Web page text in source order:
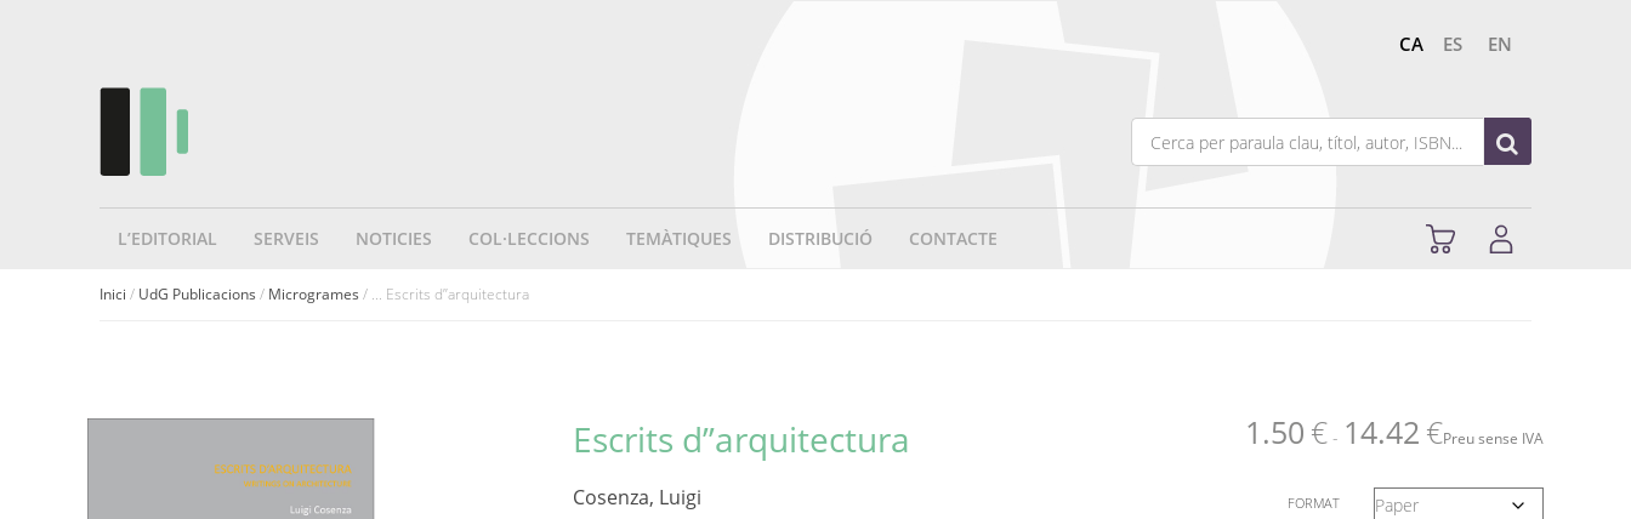
CA ES EN
L’EDITORIAL SERVEIS NOTICIES COL·LECCIONS TEMÀTIQUES DISTRIBUCIÓ CONTACTE
Inici / UdG Publicacions / Microgrames / ... Escrits d’’arquitectura
Escrits d’’arquitectura
Cosenza, Luigi
1.50 € - 14.42 €Preu sense IVA
FORMAT